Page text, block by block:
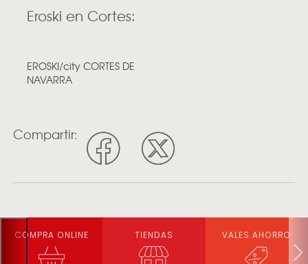
Eroski en Cortes:
EROSKI/city CORTES DE
NAVARRA
Compartir:
COMPRA ONLINE TIENDAS VALES AHORRO